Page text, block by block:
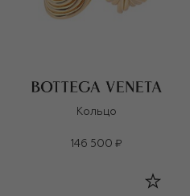
Кольцо
146 500 ₽